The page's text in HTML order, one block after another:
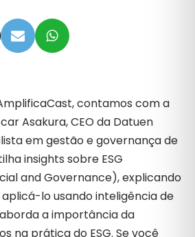
contamos com a
Asakura, CEO da Datuen
em gestão e governança de
insights sobre ESG
and Governance), explicando
lo usando inteligência de
a importância da
na prática do ESG. Se você